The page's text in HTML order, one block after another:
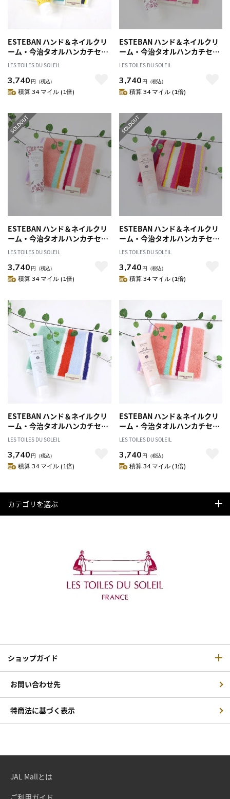
ESTEBAN ハンド＆ネイルクリ
ーム・今治タオルハンカチセッ
ト(ネロリ＆シトロネル) エステ
バン ハンドクリーム ネイルケ
ア タオル ギフト
LES TOILES DU SOLEIL
3,740 円 （税込）
積算 34 マイル (1倍)
ESTEBAN ハンド＆ネイルクリ
ーム・今治タオルハンカチセッ
ト(エスプリ ド テ＆ボンボン) エ
ステバン ハンドクリーム ネイ
ルケア タオル ギフト
LES TOILES DU SOLEIL
3,740 円 （税込）
積算 34 マイル (1倍)
ESTEBAN ハンド＆ネイルクリ
ーム・今治タオルハンカチセッ
ト(エスプリ ド テ＆マカロン) エ
ルケア タオル ギフト
LES TOILES DU SOLEIL
3,740 円 （税込）
積算 34 マイル (1倍)
ESTEBAN ハンド＆ネイルクリ
ーム・今治タオルハンカチセッ
ト(イリスカシミア＆ジニア) エ
ルケア タオル ギフト
LES TOILES DU SOLEIL
3,740 円 （税込）
積算 34 マイル (1倍)
ESTEBAN ハンド＆ネイルクリ
ーム・今治タオルハンカチセッ
ト(ピュアリネン＆プチ カプリ)
エステバン ハンドクリーム ネ
イルケア タオル ギフト
LES TOILES DU SOLEIL
3,740 円 （税込）
積算 34 マイル (1倍)
ESTEBAN ハンド＆ネイルクリ
ーム・今治タオルハンカチセッ
ト(イリスカシミア＆マカロン)
エステバン ハンドクリーム ネ
イルケア タオル ギフト
LES TOILES DU SOLEIL
3,740 円 （税込）
積算 34 マイル (1倍)
カテゴリを選ぶ
ショップガイド
お問い合わせ先
特商法に基づく表示
JAL Mallとは